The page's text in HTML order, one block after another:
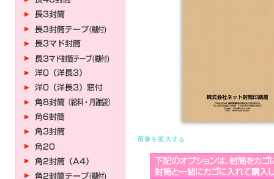
画像を拡大する